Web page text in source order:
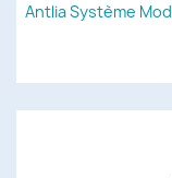
Antlia Système